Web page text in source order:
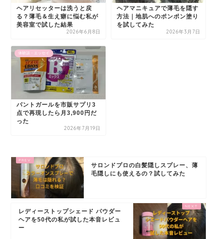
ヘアリセッターは洗うと戻
る？薄毛＆生え癖に悩む私が
美容室で試した結果
2026年6月8日
ヘアマニキュアで薄毛を隠す
方法｜地肌へのポンポン塗り
を試してみた
2026年3月7日
体験談・エッセイ
パントガールを市販サプリ3
点で再現したら月3,900円だ
った
2026年7月19日
サロンドプロの白髪隠しスプレー、薄
毛隠しにも使えるの？試してみた
レディーストップシェード パウダー
ヘアを50代の私が試した本音レビュ
ー